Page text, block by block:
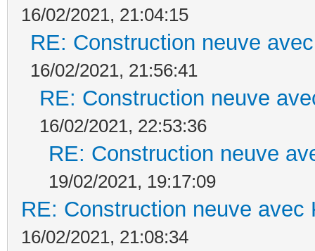
16/02/2021, 21:04:15
RE: Construction neuve
16/02/2021, 21:56:41
RE: Construction neuve
16/02/2021, 22:53:36
RE: Construction neuve
19/02/2021, 19:17:09
RE: Construction neuve avec
16/02/2021, 21:08:34